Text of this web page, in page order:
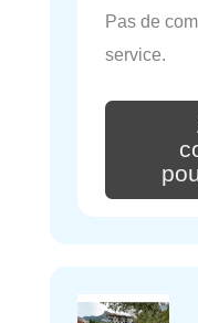
Pas de
service.